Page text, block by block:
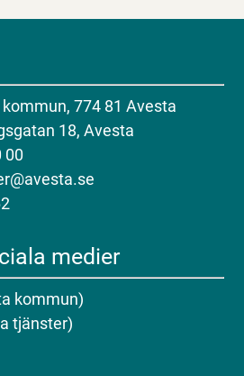
774 81 Avesta
18, Avesta
00
medier
kommun)
tjänster)